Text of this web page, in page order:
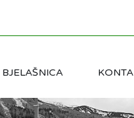
BJELAŠNICA